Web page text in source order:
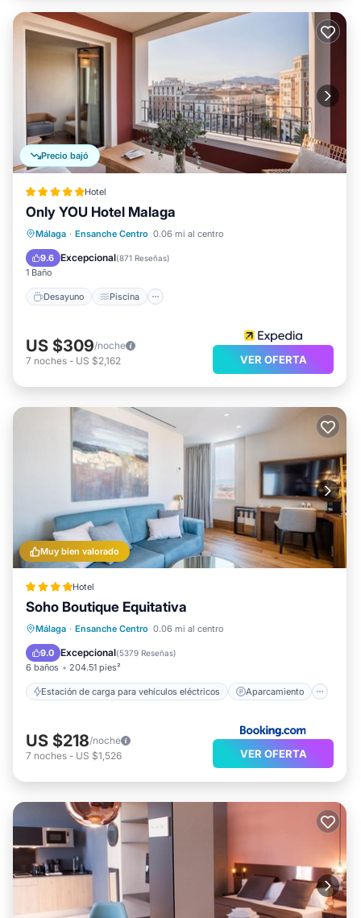
Precio bajó
Hotel
Only YOU Hotel Malaga
Málaga · Ensanche Centro 0.06 mi al centro
9.6 Excepcional(871 Reseñas)
1 Baño
Desayuno Piscina
Desayuno Piscina
Cocina
Aire acondicionado
US $309/noche
7 noches - US $2,162 VER OFERTA
Muy bien valorado
Hotel
Soho Boutique Equitativa
Málaga · Ensanche Centro 0.06 mi al centro
9.0 Excepcional(5379 Reseñas)
6 baños 204.51 pies²
Estación de carga para vehículos eléctricos Aparcamiento
Estación de carga para vehículos eléctricos
Aparcamiento
Piscina
Balcón/Terraza
US $218/noche
7 noches - US $1,526 VER OFERTA